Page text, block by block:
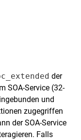
der
SOA-Service (32-
und
zugegriffen
der SOA-Service
Falls